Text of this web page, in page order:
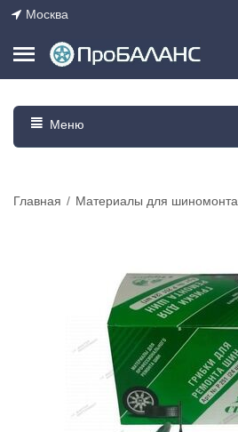
Москва
Меню
Главная / Материалы для